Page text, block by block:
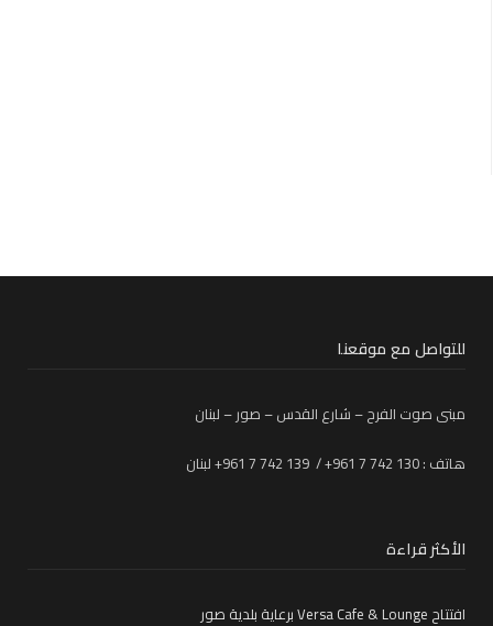
للتواصل مع موقعنا
مبنى صوت الفرح – شارع القدس – صور – لبنان
هاتف : 130 742 7 961+ / 139 742 7 961+ لبنان
الأكثر قراءة
افتتاح Versa Cafe & Lounge برعاية بلدية صور